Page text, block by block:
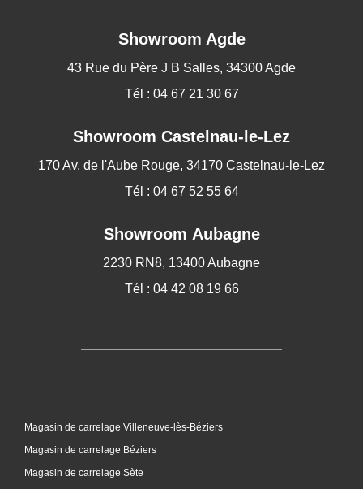
Showroom Agde
43 Rue du Père J B Salles, 34300 Agde
Tél : 04 67 21 30 67
Showroom Castelnau-le-Lez
170 Av. de l'Aube Rouge, 34170 Castelnau-le-Lez
Tél : 04 67 52 55 64
Showroom Aubagne
2230 RN8, 13400 Aubagne
Tél : 04 42 08 19 66
Magasin de carrelage Villeneuve-lès-Béziers
Magasin de carrelage Béziers
Magasin de carrelage Sète